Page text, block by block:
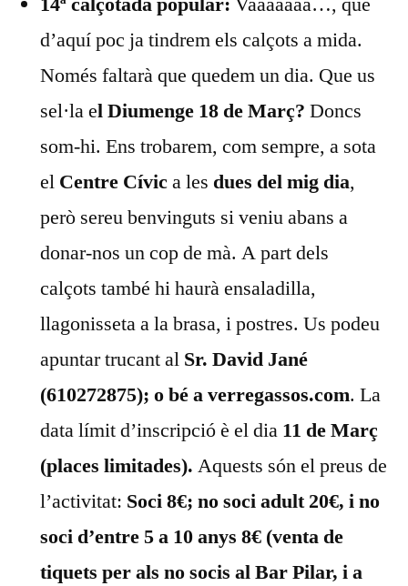
d’aquí poc ja tindrem els calçots a mida.
Només faltarà que quedem un dia. Que us
sel·la el Diumenge 18 de Març? Doncs
som-hi. Ens trobarem, com sempre, a sota
el Centre Cívica les dues del mig dia,
però sereu benvinguts si veniu abans a
donar-nos un cop de mà. A part dels
calçots també hi haurà ensaladilla,
llagonisseta a la brasa, i postres. Us podeu
apuntar trucant al Sr. David Jané
(610272875); o bé a verregassos.com. La
data límit d’inscripció è el dia 11 de Març
(places limitades). Aquests són el preus de
l’activitat: Soci 8€; no soci adult 20€, i no
soci d’entre 5 a 10 anys 8€ (venta de
tiquets per als no socis al Bar Pilar, i a